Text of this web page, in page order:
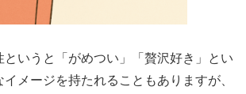
というと「がめつい」「贅沢好き」とい
メージを持たれることもありますが、